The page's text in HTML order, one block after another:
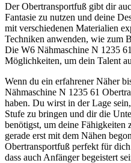
Der Obertransportfuß gibt dir
Fantasie zu nutzen und deine
mit verschiedenen Materialien
Techniken anwenden, wie zum
Die W6 Nähmaschine N 1235
Möglichkeiten, um dein Talent
Wenn du ein erfahrener Näher
Nähmaschine N 1235 61
haben. Du wirst in der Lage
Stufe zu bringen und dir die
benötigst, um deine Fähigkeiten
gerade erst mit dem Nähen
Obertransportfuß perfekt für
dass auch Anfänger begeistert